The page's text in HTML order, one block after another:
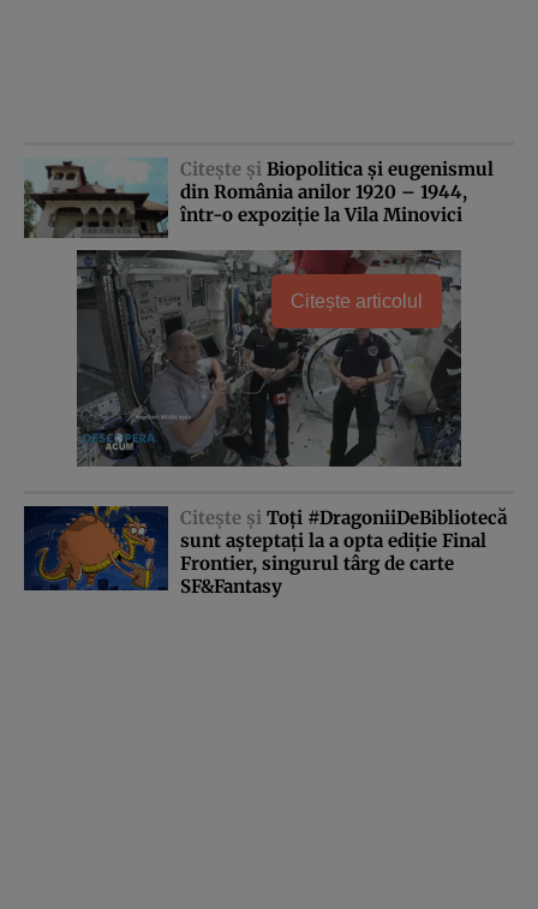
Citeşte şi Biopolitica şi eugenismul
din România anilor 1920 – 1944,
într-o expoziţie la Vila Minovici
Citește articolul
Citeşte şi Toţi #DragoniiDeBibliotecă
sunt aşteptaţi la a opta ediţie Final
Frontier, singurul târg de carte
SF&Fantasy